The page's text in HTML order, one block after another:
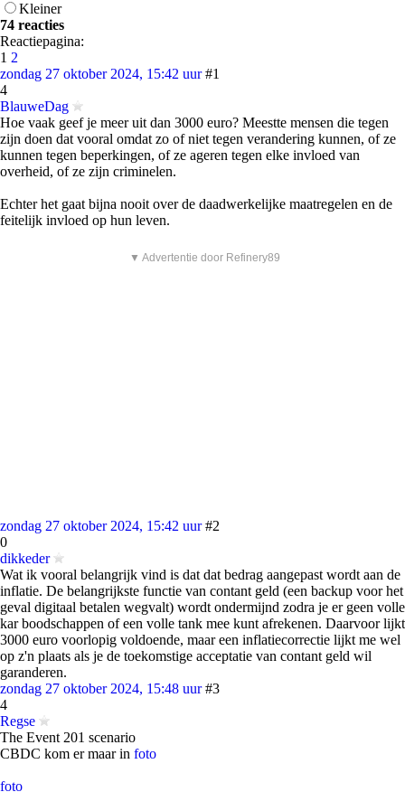
Kleiner
74 reacties
Reactiepagina:
1 2
zondag 27 oktober 2024, 15:42 uur #1
4
BlauweDag
Hoe vaak geef je meer uit dan 3000 euro? Meestte mensen die tegen
zijn doen dat vooral omdat zo of niet tegen verandering kunnen, of ze
kunnen tegen beperkingen, of ze ageren tegen elke invloed van
overheid, of ze zijn criminelen.
Echter het gaat bijna nooit over de daadwerkelijke maatregelen en de
feitelijk invloed op hun leven.
▼ Advertentie door Refinery89
zondag 27 oktober 2024, 15:42 uur #2
0
dikkeder
Wat ik vooral belangrijk vind is dat dat bedrag aangepast wordt aan de
inflatie. De belangrijkste functie van contant geld (een backup voor het
geval digitaal betalen wegvalt) wordt ondermijnd zodra je er geen volle
kar boodschappen of een volle tank mee kunt afrekenen. Daarvoor lijkt
3000 euro voorlopig voldoende, maar een inflatiecorrectie lijkt me wel
op z'n plaats als je de toekomstige acceptatie van contant geld wil
garanderen.
zondag 27 oktober 2024, 15:48 uur #3
4
Regse
The Event 201 scenario
CBDC kom er maar in foto
foto